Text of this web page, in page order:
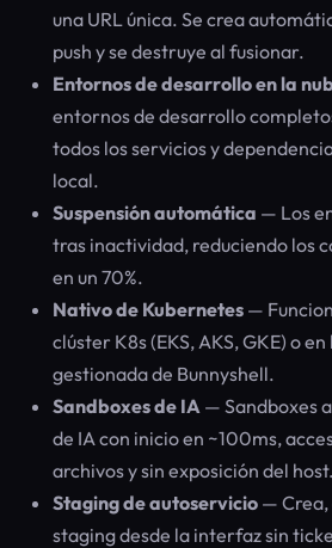
una URL única. Se crea
push y se destruye al fusionar.
Entornos de desarrollo en la
entornos de desarrollo
todos los servicios y
local.
Suspensión automática — Los
tras inactividad, reduciendo los
en un 70%.
Nativo de Kubernetes —
clúster K8s (EKS, AKS, GKE) o
gestionada de Bunnyshell.
Sandboxes de IA — Sandboxes
de IA con inicio en ~100ms,
archivos y sin exposición del host.
Staging de autoservicio — Crea,
staging desde la interfaz sin